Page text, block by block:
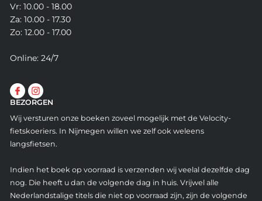
Vr: 10.00 - 18.00
Za: 10.00 - 17.30
Zo: 12.00 - 17.00
Online: 24/7
BEZORGEN
Wij versturen onze boeken zoveel mogelijk met de Velocity-
fietskoeriers. In Nijmegen willen we zelf ook weleens
langsfietsen.
Indien het boek op voorraad is verzenden wij veelal dezelfde dag
nog. Die heeft u dan de volgende dag in huis. Vrijwel alle
Nederlandstalige titels die niet op voorraad zijn, zijn de volgende